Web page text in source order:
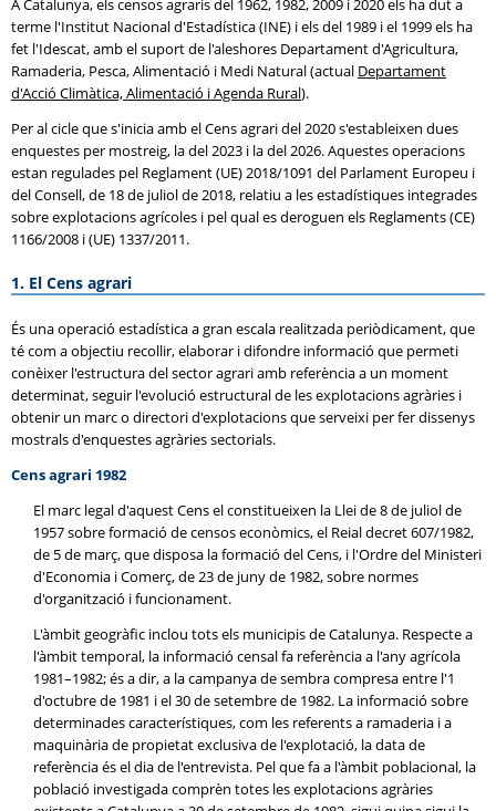
A Catalunya, els censos agraris del 1962, 1982, 2009 i 2020 els ha dut a
terme l'Institut Nacional d'Estadística (INE) i els del 1989 i el 1999 els ha
fet l'Idescat, amb el suport de l'aleshores Departament d'Agricultura,
Ramaderia, Pesca, Alimentació i Medi Natural (actual Departament
d'Acció Climàtica, Alimentació i Agenda Rural).
Per al cicle que s'inicia amb el Cens agrari del 2020 s'estableixen dues
enquestes per mostreig, la del 2023 i la del 2026. Aquestes operacions
estan regulades pel Reglament (UE) 2018/1091 del Parlament Europeu i
del Consell, de 18 de juliol de 2018, relatiu a les estadístiques integrades
sobre explotacions agrícoles i pel qual es deroguen els Reglaments (CE)
1166/2008 i (UE) 1337/2011.
1. El Cens agrari
És una operació estadística a gran escala realitzada periòdicament, que
té com a objectiu recollir, elaborar i difondre informació que permeti
conèixer l'estructura del sector agrari amb referència a un moment
determinat, seguir l'evolució estructural de les explotacions agràries i
obtenir un marc o directori d'explotacions que serveixi per fer dissenys
mostrals d'enquestes agràries sectorials.
Cens agrari 1982
El marc legal d'aquest Cens el constitueixen la Llei de 8 de juliol de
1957 sobre formació de censos econòmics, el Reial decret 607/1982,
de 5 de març, que disposa la formació del Cens, i l'Ordre del Ministeri
d'Economia i Comerç, de 23 de juny de 1982, sobre normes
d'organització i funcionament.
L'àmbit geogràfic inclou tots els municipis de Catalunya. Respecte a
l'àmbit temporal, la informació censal fa referència a l'any agrícola
1981–1982; és a dir, a la campanya de sembra compresa entre l'1
d'octubre de 1981 i el 30 de setembre de 1982. La informació sobre
determinades característiques, com les referents a ramaderia i a
maquinària de propietat exclusiva de l'explotació, la data de
referència és el dia de l'entrevista. Pel que fa a l'àmbit poblacional, la
població investigada comprèn totes les explotacions agràries